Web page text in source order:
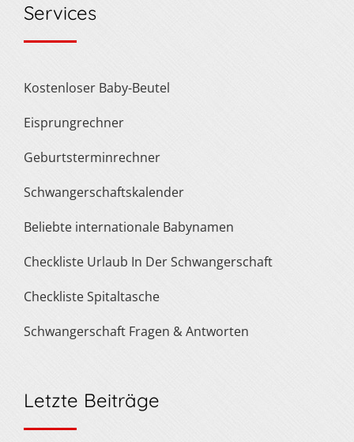
Services
Kostenloser Baby-Beutel
Eisprungrechner
Geburtsterminrechner
Schwangerschaftskalender
Beliebte internationale Babynamen
Checkliste Urlaub In Der Schwangerschaft
Checkliste Spitaltasche
Schwangerschaft Fragen & Antworten
Letzte Beiträge